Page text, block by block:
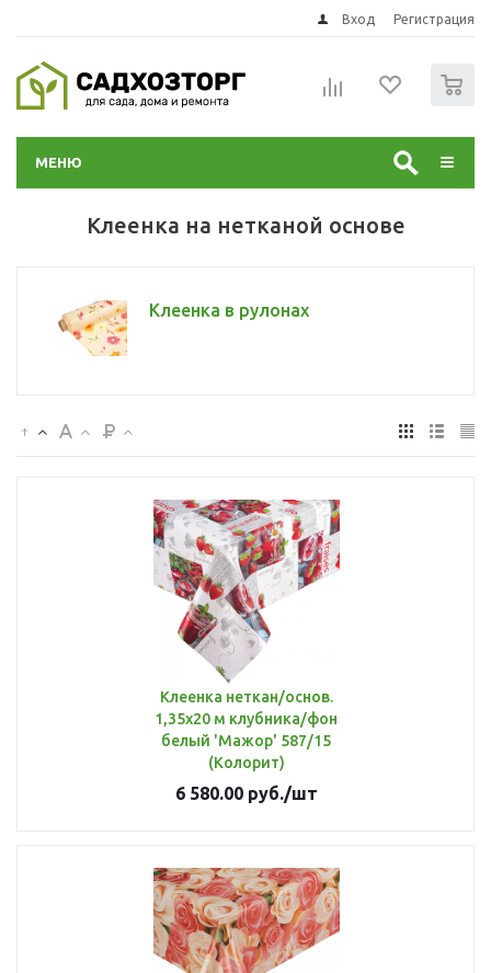
Вход Регистрация
МЕНЮ
Клеенка на нетканой основе
Клеенка в рулонах
Клеенка неткан/основ.
1,35х20 м клубника/фон
белый 'Мажор' 587/15
(Колорит)
6 580.00руб./шт